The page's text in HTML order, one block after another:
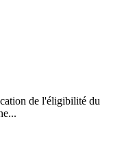
de l'éligibilité du